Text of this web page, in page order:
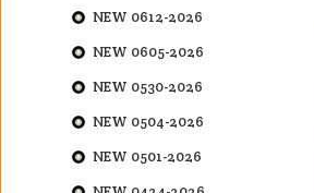
NEW 0612-2026
NEW 0605-2026
NEW 0530-2026
NEW 0504-2026
NEW 0501-2026